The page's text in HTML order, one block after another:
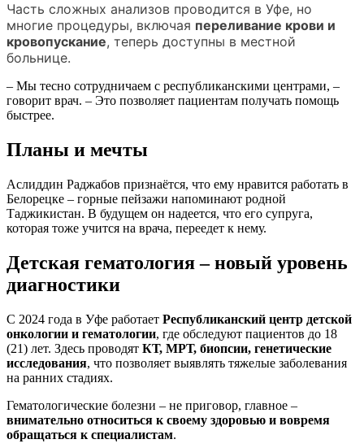
Часть сложных анализов проводится в Уфе, но
многие процедуры, включая переливание крови и
кровопускание, теперь доступны в местной
больнице.
– Мы тесно сотрудничаем с республиканскими центрами, –
говорит врач. – Это позволяет пациентам получать помощь
быстрее.
Планы и мечты
Аслиддин Раджабов признаётся, что ему нравится работать в
Белорецке – горные пейзажи напоминают родной
Таджикистан. В будущем он надеется, что его супруга,
которая тоже учится на врача, переедет к нему.
Детская гематология – новый уровень
диагностики
С 2024 года в Уфе работает Республиканский центр детской
онкологии и гематологии, где обследуют пациентов до 18
(21) лет. Здесь проводят КТ, МРТ, биопсии, генетические
исследования, что позволяет выявлять тяжелые заболевания
на ранних стадиях.
Гематологические болезни – не приговор, главное –
внимательно относиться к своему здоровью и вовремя
обращаться к специалистам.